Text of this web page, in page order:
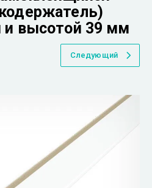
высотой 39 мм
Следующий